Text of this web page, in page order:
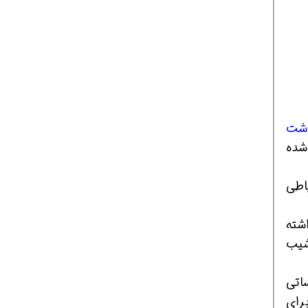
داشته